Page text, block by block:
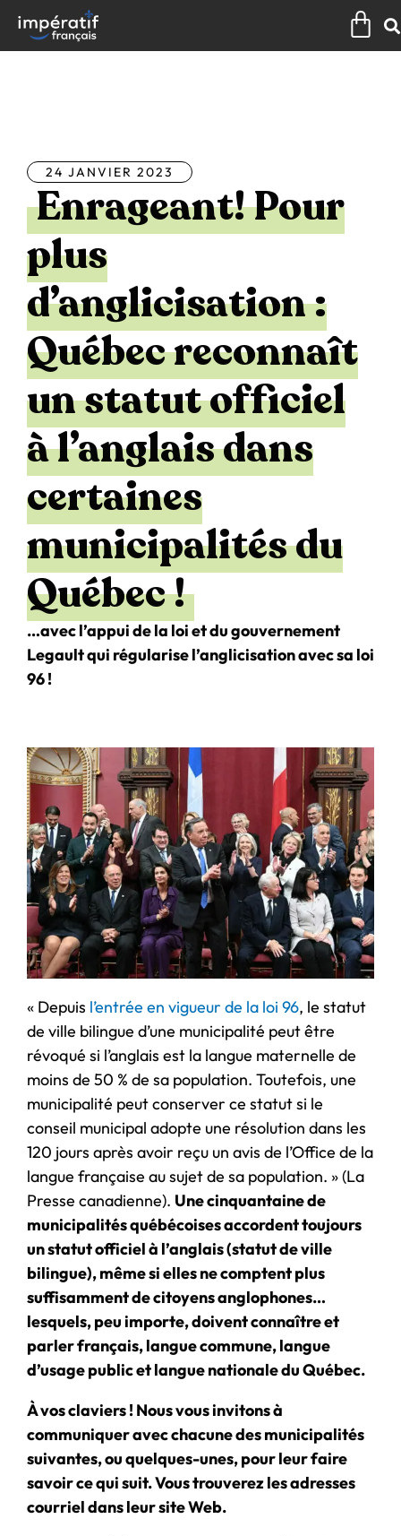
contenu
24 JANVIER 2023
Enrageant! Pour
plus
d’anglicisation :
Québec reconnaît
un statut officiel
à l’anglais dans
certaines
municipalités du
Québec !
…avec l’appui de la loi et du gouvernement
Legault qui régularise l’anglicisation avec sa loi
96 !
« Depuis l’entrée en vigueur de la loi 96, le statut
de ville bilingue d’une municipalité peut être
révoqué si l’anglais est la langue maternelle de
moins de 50 % de sa population. Toutefois, une
municipalité peut conserver ce statut si le
conseil municipal adopte une résolution dans les
120 jours après avoir reçu un avis de l’Office de la
langue française au sujet de sa population. » (La
Presse canadienne). Une cinquantaine de
municipalités québécoises accordent toujours
un statut officiel à l’anglais (statut de ville
bilingue), même si elles ne comptent plus
suffisamment de citoyens anglophones…
lesquels, peu importe, doivent connaître et
parler français, langue commune, langue
d’usage public et langue nationale du Québec.
À vos claviers !Nous vous invitons à
communiquer avec chacune des municipalités
suivantes, ou quelques-unes, pour leur faire
savoir ce qui suit. Vous trouverez les adresses
courriel dans leur site Web.